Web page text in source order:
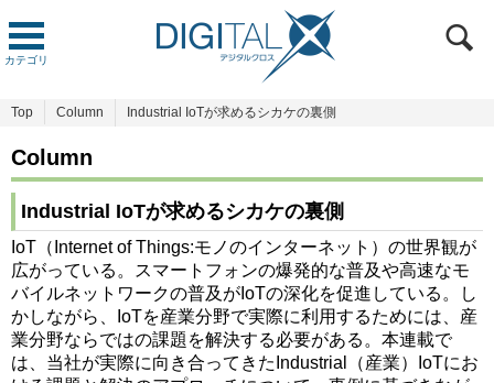
カテゴリ
Top Column Industrial IoTが求めるシカケの裏側
Column
Industrial IoTが求めるシカケの裏側
IoT（Internet of Things:モノのインターネット）の世界観が
広がっている。スマートフォンの爆発的な普及や高速なモ
バイルネットワークの普及がIoTの深化を促進している。し
かしながら、IoTを産業分野で実際に利用するためには、産
業分野ならではの課題を解決する必要がある。本連載で
は、当社が実際に向き合ってきたIndustrial（産業）IoTにお